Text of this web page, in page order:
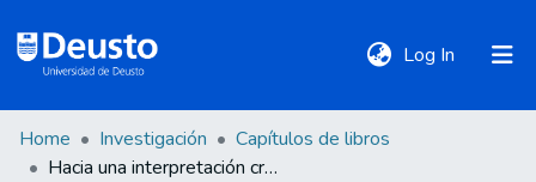
Log In (current)
DeustoTeka
Home Investigación
Capítulos de libros
Hacia una interpretación creativa de los derechos colectivos indígenas: una especial mirada a la metodología jurídica de la Corte Interamericana de Derechos Humanos